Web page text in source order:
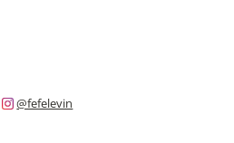
@fefelevin